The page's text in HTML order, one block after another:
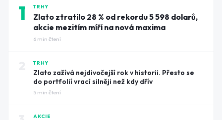
1 TRHY
Zlato ztratilo 28 % od rekordu 5 598 dolarů,
akcie mezitím míří na nová maxima
6 min čtení
TRHY
Zlato zažívá nejdivočejší rok v historii. Přesto se
do portfolií vrací silněji než kdy dřív
5 min čtení
AKCIE